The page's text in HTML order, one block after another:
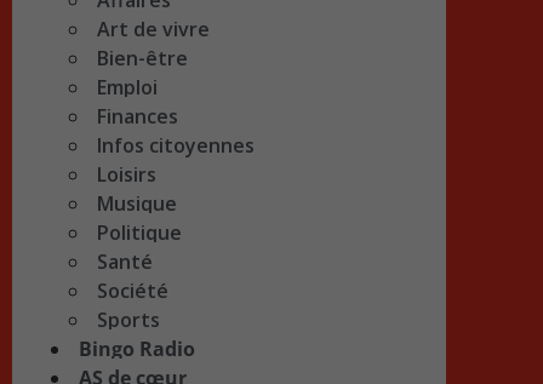
Art de vivre
Bien-être
Emploi
Finances
Infos citoyennes
Loisirs
Musique
Politique
Santé
Société
Sports
Bingo Radio
AS de cœur